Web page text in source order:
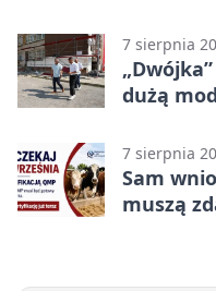
7 sierpnia
dużą
7 sierpnia
Sam
muszą